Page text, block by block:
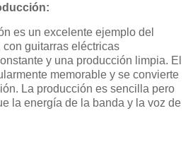
es un excelente ejemplo del
guitarras eléctricas
y una producción limpia. El
memorable y se convierte
La producción es sencilla pero
la energía de la banda y la voz de